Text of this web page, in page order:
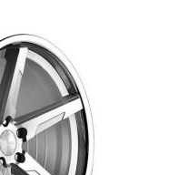
yhdistää klassisen
teräksen huuleen ja
F55 on yhtä ylellinen